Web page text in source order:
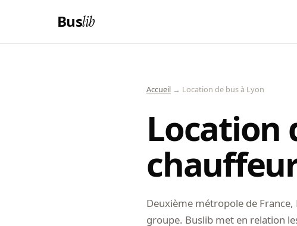
Buslib
Accueil → Location de bus à Lyon
Location
Deuxième métropole de
groupe. Buslib met en relation